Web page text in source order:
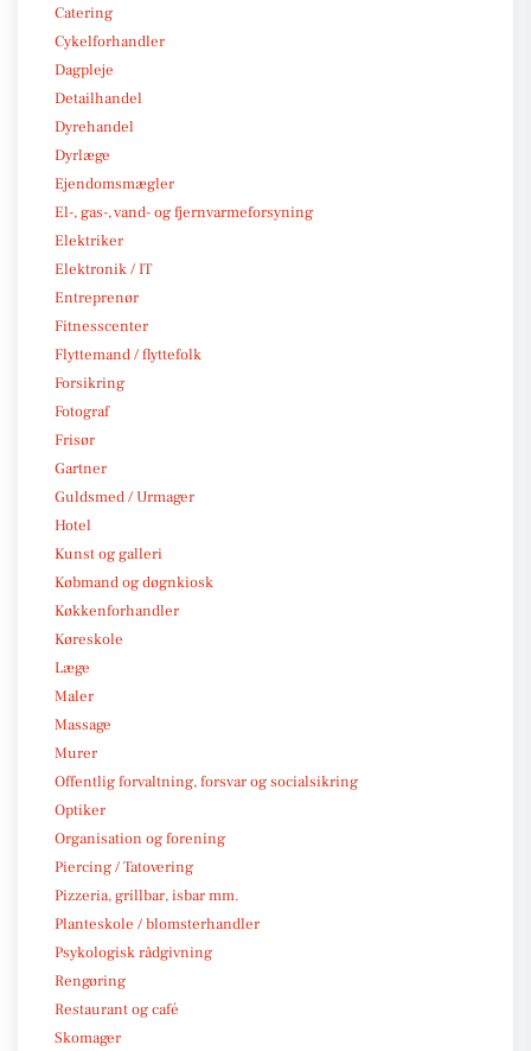
Catering
Cykelforhandler
Dagpleje
Detailhandel
Dyrehandel
Dyrlæge
Ejendomsmægler
El-, gas-, vand- og fjernvarmeforsyning
Elektriker
Elektronik / IT
Entreprenør
Fitnesscenter
Flyttemand / flyttefolk
Forsikring
Fotograf
Frisør
Gartner
Guldsmed / Urmager
Hotel
Kunst og galleri
Købmand og døgnkiosk
Køkkenforhandler
Køreskole
Læge
Maler
Massage
Murer
Offentlig forvaltning, forsvar og socialsikring
Optiker
Organisation og forening
Piercing / Tatovering
Pizzeria, grillbar, isbar mm.
Planteskole / blomsterhandler
Psykologisk rådgivning
Rengøring
Restaurant og café
Skomager